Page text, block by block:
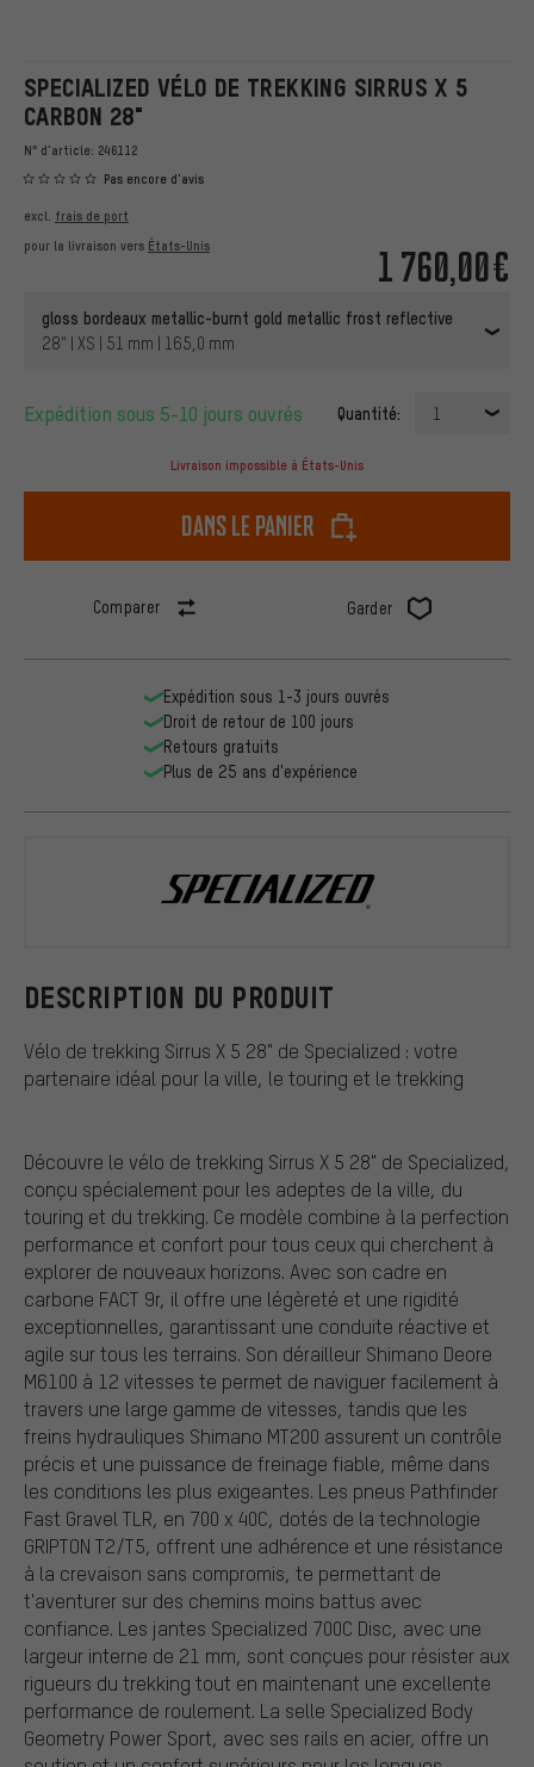
SPECIALIZED VÉLO DE TREKKING SIRRUS X 5
CARBON 28"
N° d'article: 246112
Pas encore d'avis
1 760,00€
excl. frais de port
pour la livraison vers États-Unis
gloss bordeaux metallic-burnt gold metallic frost reflective
28" | XS | 51 mm | 165,0 mm
Expédition sous 5-10 jours ouvrés Quantité: 1
Livraison impossible à États-Unis
dans le panier
Comparer Garder
DESCRIPTION DU PRODUIT
Vélo de trekking Sirrus X 5 28" de Specialized : votre
partenaire idéal pour la ville, le touring et le trekking
Découvre le vélo de trekking Sirrus X 5 28" de Specialized,
conçu spécialement pour les adeptes de la ville, du
touring et du trekking. Ce modèle combine à la perfection
performance et confort pour tous ceux qui cherchent à
explorer de nouveaux horizons. Avec son cadre en
carbone FACT 9r, il offre une légèreté et une rigidité
exceptionnelles, garantissant une conduite réactive et
agile sur tous les terrains. Son dérailleur Shimano Deore
M6100 à 12 vitesses te permet de naviguer facilement à
travers une large gamme de vitesses, tandis que les
freins hydrauliques Shimano MT200 assurent un contrôle
précis et une puissance de freinage fiable, même dans
les conditions les plus exigeantes. Les pneus Pathfinder
Fast Gravel TLR, en 700 x 40C, dotés de la technologie
GRIPTON T2/T5, offrent une adhérence et une résistance
à la crevaison sans compromis, te permettant de
t'aventurer sur des chemins moins battus avec
confiance. Les jantes Specialized 700C Disc, avec une
largeur interne de 21 mm, sont conçues pour résister aux
rigueurs du trekking tout en maintenant une excellente
performance de roulement. La selle Specialized Body
Geometry Power Sport, avec ses rails en acier, offre un
Expédition sous 1-3 jours ouvrés
Droit de retour de 100 jours
Retours gratuits
Plus de 25 ans d'expérience